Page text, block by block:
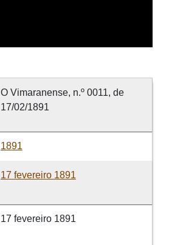
O Vimaranense, n.º 0011, de
17/02/1891
1891
17 fevereiro 1891
17 fevereiro 1891